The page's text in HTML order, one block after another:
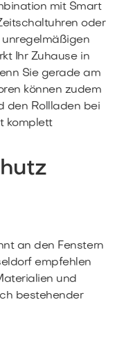
mit Smart
oder
unregelmäßigen
Ihr Zuhause in
Sie gerade am
können zudem
den Rollladen bei
komplett
an den Fenstern
empfehlen
und
bestehender